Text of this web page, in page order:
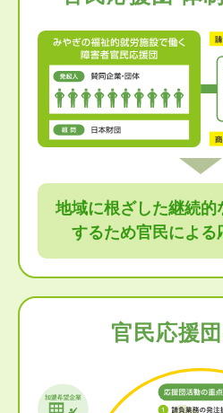
地域に根ざした継続的
するため官民による
官民応援